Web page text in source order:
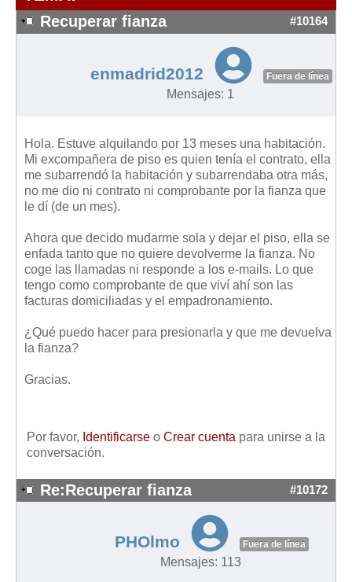
Requerimientos y comunicaciones
Formularios sobre Propiedad Horizontal
Modelos de Convocatoria de Junta de Propietarios
Modelos de Acta de Junta de Propietarios
Legislación
Legislación sobre Arrendamientos Urbanos
Legislación sobre la Comunidad de Propietarios
Legislación de interés práctico
Diccionario
Entrar / Salir
Recuperar fianza #10164
enmadrid2012 Fuera de línea
Mensajes: 1
Hola. Estuve alquilando por 13 meses una habitación.
Mi excompañera de piso es quien tenía el contrato, ella
me subarrendó la habitación y subarrendaba otra más,
no me dio ni contrato ni comprobante por la fianza que
le dí (de un mes).
Ahora que decido mudarme sola y dejar el piso, ella se
enfada tanto que no quiere devolverme la fianza. No
coge las llamadas ni responde a los e-mails. Lo que
tengo como comprobante de que viví ahí son las
facturas domiciliadas y el empadronamiento.
¿Qué puedo hacer para presionarla y que me devuelva
la fianza?
Gracias.
Por favor, Identificarse o Crear cuenta para unirse a la
conversación.
Re:Recuperar fianza #10172
PHOlmo Fuera de línea
Mensajes: 113